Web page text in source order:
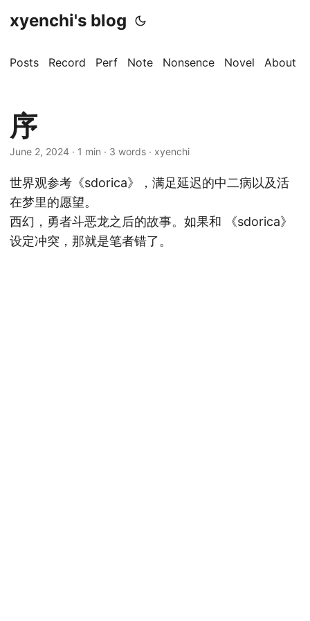
xyenchi's blog
Posts Record Perf Note Nonsence Novel About
序
June 2, 2024 · 1 min · 3 words · xyenchi
世界观参考《sdorica》，满足延迟的中二病以及活
在梦里的愿望。
西幻，勇者斗恶龙之后的故事。如果和 《sdorica》
设定冲突，那就是笔者错了。